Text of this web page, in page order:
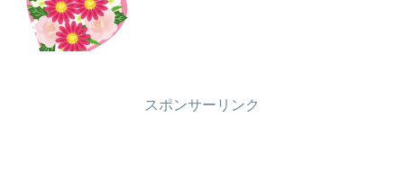
スポンサーリンク